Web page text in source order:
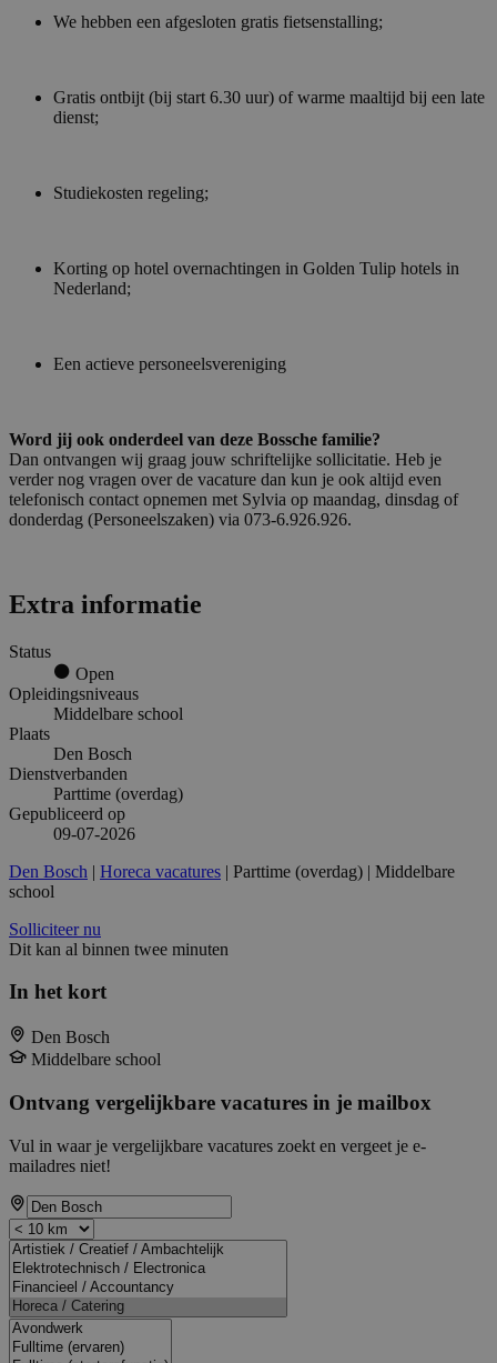
We hebben een afgesloten gratis fietsenstalling;
Gratis ontbijt (bij start 6.30 uur) of warme maaltijd bij een late
dienst;
Studiekosten regeling;
Korting op hotel overnachtingen in Golden Tulip hotels in
Nederland;
Een actieve personeelsvereniging
Word jij ook onderdeel van deze Bossche familie?
Dan ontvangen wij graag jouw schriftelijke sollicitatie. Heb je
verder nog vragen over de vacature dan kun je ook altijd even
telefonisch contact opnemen met Sylvia op maandag, dinsdag of
donderdag (Personeelszaken) via 073-6.926.926.
Extra informatie
Status
Open
Opleidingsniveaus
Middelbare school
Plaats
Den Bosch
Dienstverbanden
Parttime (overdag)
Gepubliceerd op
09-07-2026
Den Bosch | Horeca vacatures | Parttime (overdag) | Middelbare
school
Solliciteer nu
Dit kan al binnen twee minuten
In het kort
Den Bosch
Middelbare school
Ontvang vergelijkbare vacatures in je mailbox
Vul in waar je vergelijkbare vacatures zoekt en vergeet je e-
mailadres niet!